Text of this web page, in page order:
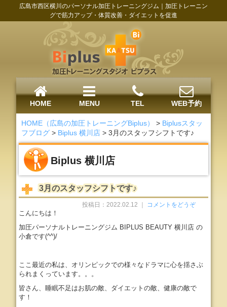
広島市西区横川のパーソナル加圧トレーニングジム｜加圧トレーニン
グで筋力アップ・体質改善・ダイエットを促進
HOME MENU TEL WEB予約
HOME（広島の加圧トレーニングBiplus） > Biplusスタッ
フブログ > Biplus 横川店 >3月のスタッフシフトです♪
Biplus 横川店
3月のスタッフシフトです♪
投稿日：2022.02.12 ｜ コメントをどうぞ
こんにちは！
加圧パーソナルトレーニングジム BIPLUS BEAUTY 横川店 の
小倉です(^^)/
ここ最近の私は、オリンピックでの様々なドラマに心を揺さぶ
られまくっています。。。
皆さん、睡眠不足はお肌の敵、ダイエットの敵、健康の敵で
す！